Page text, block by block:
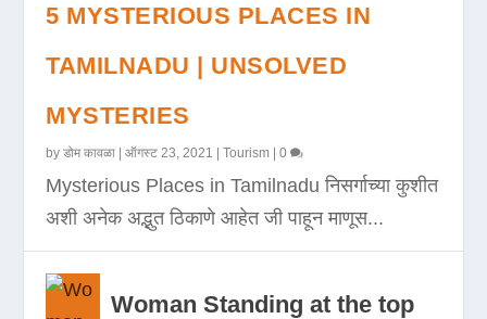
5 MYSTERIOUS PLACES IN
TAMILNADU | UNSOLVED
MYSTERIES
byडोम कावळा |ऑगस्ट 23, 2021 |Tourism |0
Mysterious Places in Tamilnadu निसर्गाच्या कुशीत
अशी अनेक अद्भुत ठिकाणे आहेत जी पाहून माणूस...
Woman Standing at the top